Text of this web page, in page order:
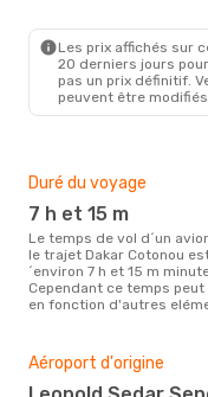
Les prix affichés sur
20 derniers jours
pas un prix définitif.
peuvent être
Duré du voyage
7 h et 15 m
Le temps de vol d´un avion pour
le trajet Dakar Cotonou
´environ 7 h et 15 m
Cependant ce temps
en fonction d'autres
Aéroport d'origine